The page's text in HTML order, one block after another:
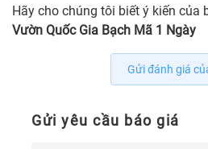
Hãy cho chúng tôi biết ý kiến của
Vườn Quốc Gia Bạch Mã 1 Ngày
Gửi đánh giá
Gửi yêu cầu báo giá